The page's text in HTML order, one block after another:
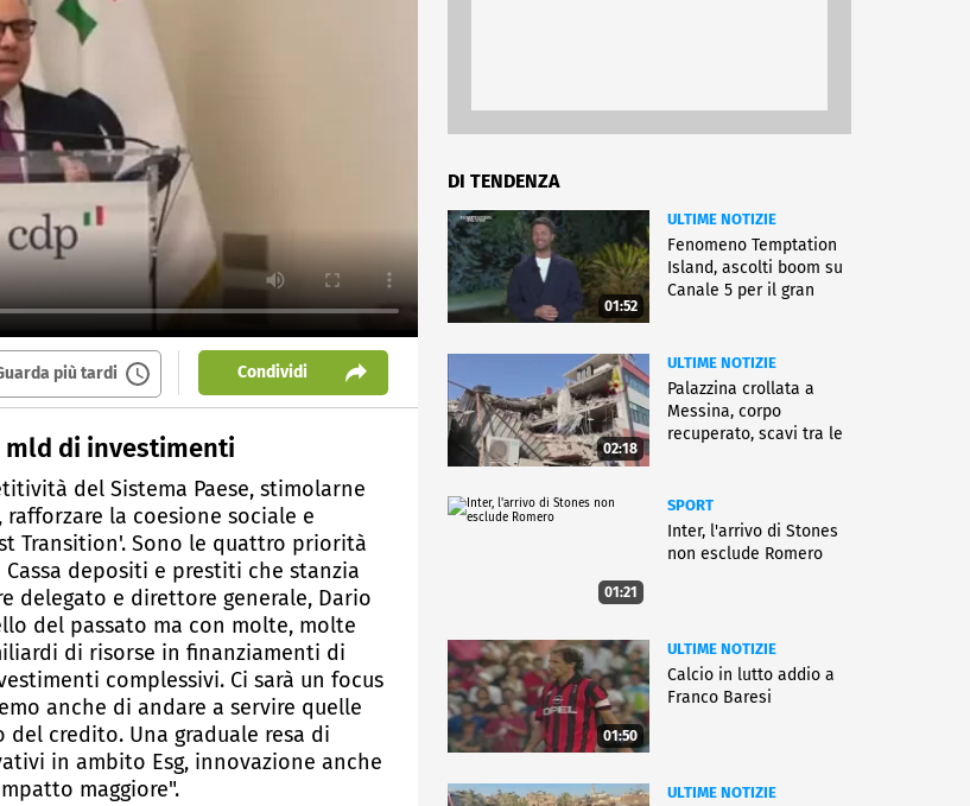
più tardi Condividi
mld di investimenti
del Sistema Paese, stimolarne
la coesione sociale e
Transition'. Sono le quattro priorità
depositi e prestiti che stanzia
delegato e direttore generale, Dario
del passato ma con molte, molte
di risorse in finanziamenti di
complessivi. Ci sarà un focus
anche di andare a servire quelle
credito. Una graduale resa di
in ambito Esg, innovazione anche
maggiore".
DI TENDENZA
01:52
ULTIME NOTIZIE
Fenomeno Temptation
Island, ascolti boom su
Canale 5 per il gran
02:18
ULTIME NOTIZIE
Palazzina crollata a
Messina, corpo
recuperato, scavi tra le
01:21
SPORT
Inter, l'arrivo di Stones
non esclude Romero
01:50
ULTIME NOTIZIE
Calcio in lutto addio a
Franco Baresi
ULTIME NOTIZIE